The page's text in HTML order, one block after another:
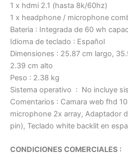
1 x hdmi 2.1 (hasta 8k/60hz)
1 x headphone / microphone
Bateria : Integrada de 60 wh
Idioma de teclado : Español
Dimensiones : 25.87 cm
2.39 cm alto
Peso : 2.38 kg
Sistema operativo : No incluye
Comentarios : Camara web fhd
microphone 2x array, Adaptador
pin), Teclado white backlit en
CONDICIONES COMERCIALES :